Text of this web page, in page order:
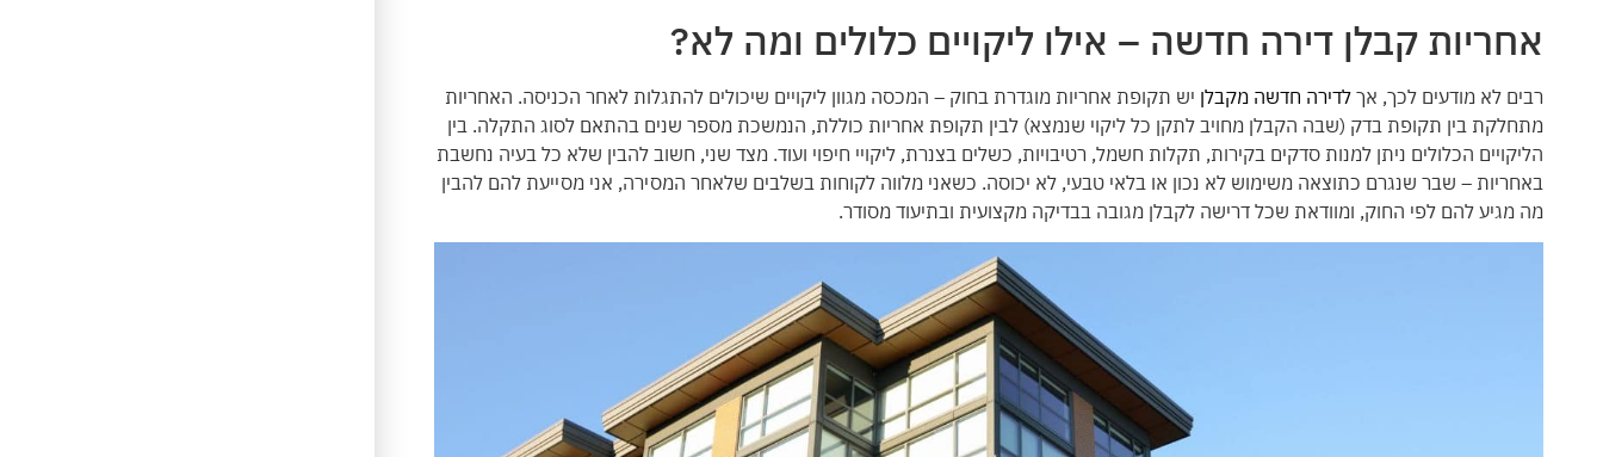
אחריות קבלן דירה חדשה – אילו ליקויים כלולים ומה לא?
רבים לא מודעים לכך, אך לדירה חדשה מקבלן יש תקופת אחריות מוגדרת בחוק – המכסה מגוון ליקויים שיכולים להתגלות לאחר הכניסה. האחריות
מתחלקת בין תקופת בדק (שבה הקבלן מחויב לתקן כל ליקוי שנמצא) לבין תקופת אחריות כוללת, הנמשכת מספר שנים בהתאם לסוג התקלה. בין
הליקויים הכלולים ניתן למנות סדקים בקירות, תקלות חשמל, רטיבויות, כשלים בצנרת, ליקויי חיפוי ועוד. מצד שני, חשוב להבין שלא כל בעיה נחשבת
באחריות – שבר שנגרם כתוצאה משימוש לא נכון או בלאי טבעי, לא יכוסה. כשאני מלווה לקוחות בשלבים שלאחר המסירה, אני מסייעת להם להבין
מה מגיע להם לפי החוק, ומוודאת שכל דרישה לקבלן מגובה בבדיקה מקצועית ובתיעוד מסודר.